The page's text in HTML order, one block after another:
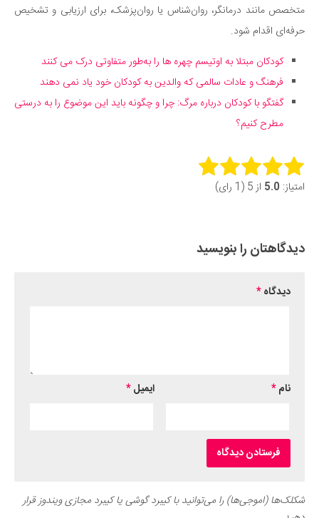
متخصص مانند درمانگر، روان‌شناس یا روان‌پزشک، برای ارزیابی و تشخیص
حرفه‌ای اقدام شود.
کودکان مبتلا به اوتیسم چهره‌ ها را به‌طور متفاوتی درک می کنند
فرهنگ و عادات سالمی که والدین به کودکان خود یاد نمی دهند
گفتگو با کودکان درباره مرگ: چرا و چگونه باید این موضوع را به درستی
مطرح کنیم؟
Rate this item:
امتیاز: 5.0 از 5 (1 رای)
دیدگاهتان را بنویسید
دیدگاه*
نام* ایمیل*
شکلک‌ها (اموجی‌ها) را می‌توانید با کیبرد گوشی یا کیبرد مجازی ویندوز قرار